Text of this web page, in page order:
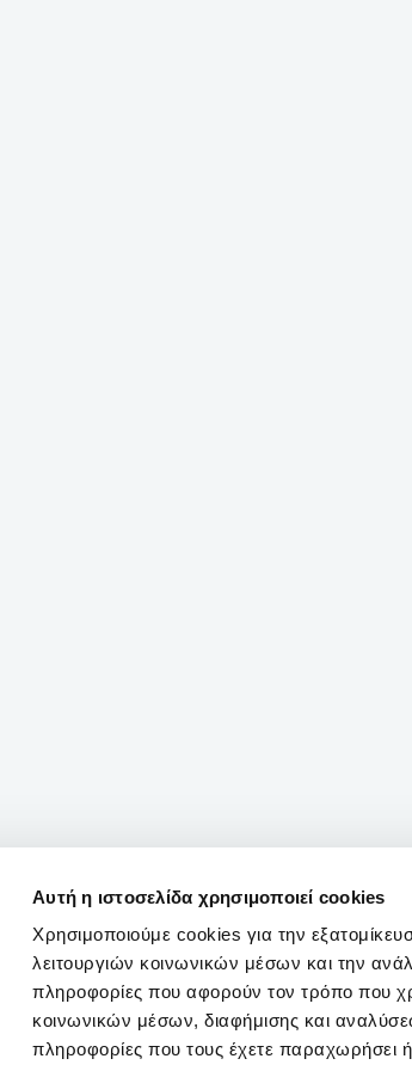
Αυτή η ιστοσελίδα χρησιμοποιεί cookies
Χρησιμοποιούμε cookies για την
λειτουργιών κοινωνικών μέσων και την
πληροφορίες που αφορούν τον τρόπο που
κοινωνικών μέσων, διαφήμισης και
πληροφορίες που τους έχετε παραχωρήσει